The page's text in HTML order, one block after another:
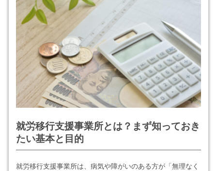
就労移行支援事業所とは？まず知っておき
たい基本と目的
就労移行支援事業所は、病気や障がいのある方が「無理なく